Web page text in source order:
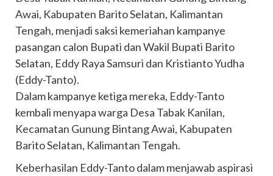
Awai, Kabupaten Barito Selatan, Kalimantan
Tengah, menjadi saksi kemeriahan kampanye
pasangan calon Bupati dan Wakil Bupati Barito
Selatan, Eddy Raya Samsuri dan Kristianto Yudha
(Eddy-Tanto).
Dalam kampanye ketiga mereka, Eddy-Tanto
kembali menyapa warga Desa Tabak Kanilan,
Kecamatan Gunung Bintang Awai, Kabupaten
Barito Selatan, Kalimantan Tengah.
Keberhasilan Eddy-Tanto dalam menjawab aspirasi